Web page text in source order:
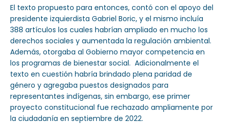
El texto propuesto para entonces, contó con el apoyo del
presidente izquierdista Gabriel Boric, y el mismo incluía
388 artículos los cuales habrían ampliado en mucho los
derechos sociales y aumentada la regulación ambiental.
Además, otorgaba al Gobierno mayor competencia en
los programas de bienestar social. Adicionalmente el
texto en cuestión habría brindado plena paridad de
género y agregaba puestos designados para
representantes indígenas, sin embargo, ese primer
proyecto constitucional fue rechazado ampliamente por
la ciudadanía en septiembre de 2022.